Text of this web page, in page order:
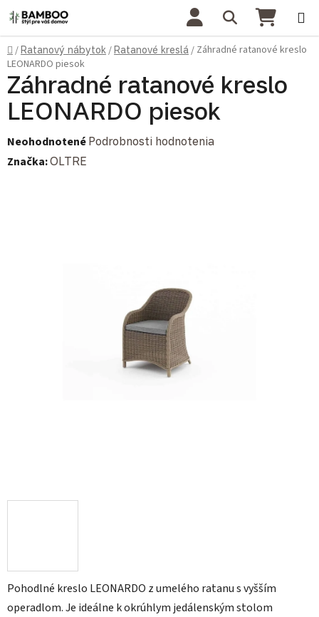
Prejsť na obsah Hľadať
Domov
/Ratanový nábytok /Ratanové kreslá / Záhradné ratanové kreslo
LEONARDO piesok
Pohodlné kreslo LEONARDO z umelého ratanu s vyšším
operadlom. Je ideálne k okrúhlym jedálenským stolom
Záhradné ratanové kreslo
LEONARDO piesok
Priemerné hodnotenie produktu je 0,0 z 5 hviezdičiek.
Neohodnotené Podrobnosti hodnotenia
Značka:OLTRE